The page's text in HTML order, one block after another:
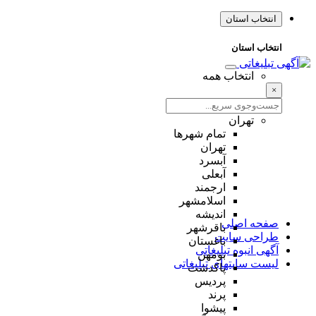
انتخاب استان
انتخاب استان
انتخاب همه
×
تهران
تمام شهر‌ها
تهران
آبسرد
آبعلی
ارجمند
اسلامشهر
اندیشه
باقرشهر
باغستان
بومهن
پاکدشت
پردیس
پرند
پیشوا
صفحه اصلی
طراحی سایت
آگهی انبوه تبلیغاتی
لیست سایتهای تبلیغاتی